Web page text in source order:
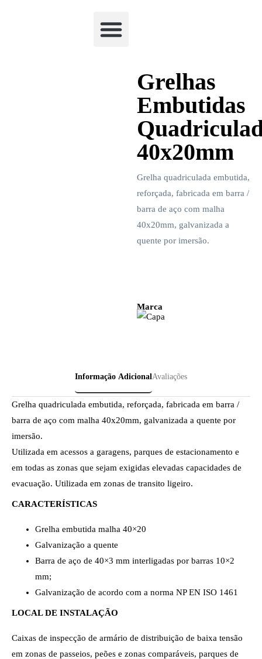
Grelhas
Embutidas
40x20mm
Grelha quadriculada embutida,
reforçada, fabricada em barra /
barra de aço com malha
40x20mm, galvanizada a
quente por imersão.
Marca
Informação Adicional Avaliações
Grelha quadriculada embutida, reforçada, fabricada em barra /
barra de aço com malha 40x20mm, galvanizada a quente por
imersão.
Utilizada em acessos a garagens, parques de estacionamento e
em todas as zonas que sejam exigidas elevadas capacidades de
evacuação. Utilizada em zonas de transito ligeiro.
CARACTERÍSTICAS
Grelha embutida malha 40×20
Galvanização a quente
Barra de aço de 40×3 mm interligadas por barras 10×2
mm;
Galvanização de acordo com a norma NP EN ISO 1461
LOCAL DE INSTALAÇÃO
Caixas de inspecção de armário de distribuição de baixa tensão
em zonas de passeios, peões e zonas comparáveis, parques de